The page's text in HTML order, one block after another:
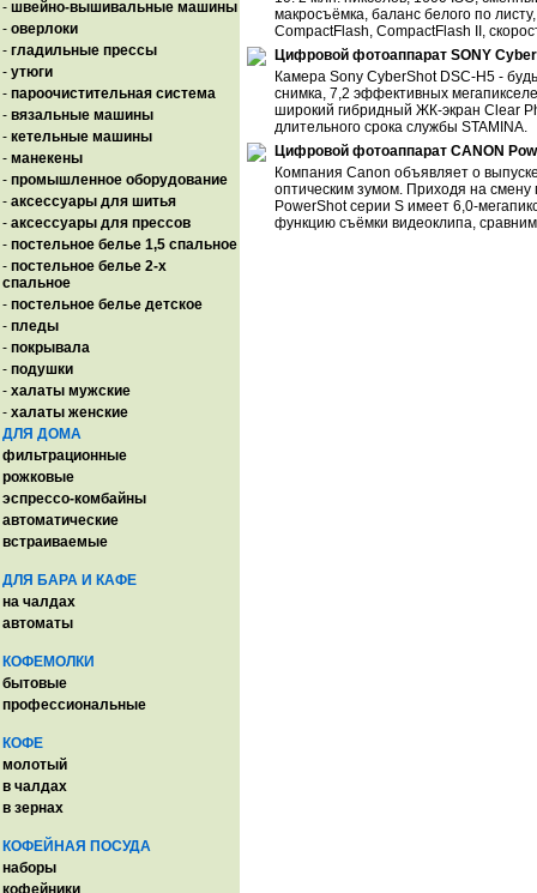
- швейно-вышивальные машины
- оверлоки
- гладильные прессы
- утюги
- пароочистительная система
- вязальные машины
- кетельные машины
- манекены
- промышленное оборудование
- аксессуары для шитья
- аксессуары для прессов
- постельное белье 1,5 спальное
- постельное белье 2-х
спальное
- постельное белье детское
- пледы
- покрывала
- подушки
- халаты мужские
- халаты женские
ДЛЯ ДОМА
фильтрационные
рожковые
эспрессо-комбайны
автоматические
встраиваемые
ДЛЯ БАРА И КАФЕ
на чалдах
автоматы
КОФЕМОЛКИ
бытовые
профессиональные
КОФЕ
молотый
в чалдах
в зернах
КОФЕЙНАЯ ПОСУДА
наборы
кофейники
макросъёмка, баланс белого по
CompactFlash, CompactFlash II,
Цифровой фотоаппарат SONY
Камера Sony CyberShot DSC-H5 -
снимка, 7,2 эффективных
широкий гибридный ЖК-экран Clear
длительного срока службы STAMINA.
Цифровой фотоаппарат CANON
Компания Canon объявляет о
оптическим зумом. Приходя на
PowerShot серии S имеет 6,0-
функцию съёмки видеоклипа,